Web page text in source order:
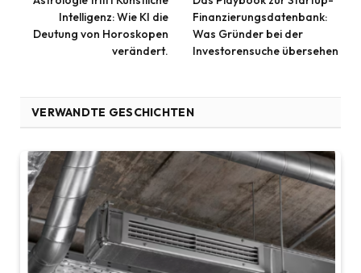
Intelligenz: Wie KI die
Deutung von Horoskopen
verändert.
Finanzierungsdatenbank:
Was Gründer bei der
Investorensuche übersehen
VERWANDTE GESCHICHTEN